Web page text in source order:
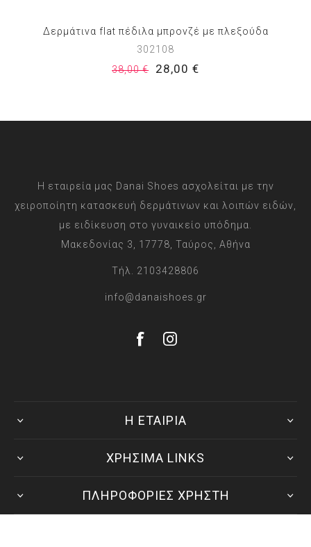
Δερμάτινα flat πέδιλα μπρονζέ με πλεξούδα
302108
38,00 €
28,00 €
Η εταιρεία μας Danai Shoes ασχολείται με την
χειροποίητη κατασκευή δερμάτινων και λοιπών ειδών,
με ειδίκευση στο γυναικείο υπόδημα.
Μακεδονίας 3, 17778, Ταύρος, Αθήνα
Τήλ. 2103428806
info@danaishoes.gr
Η ΕΤΑΙΡΙΑ
ΧΡΗΣΙΜΑ LINKS
ΠΛΗΡΟΦΟΡΙΕΣ ΧΡΗΣΤΗ